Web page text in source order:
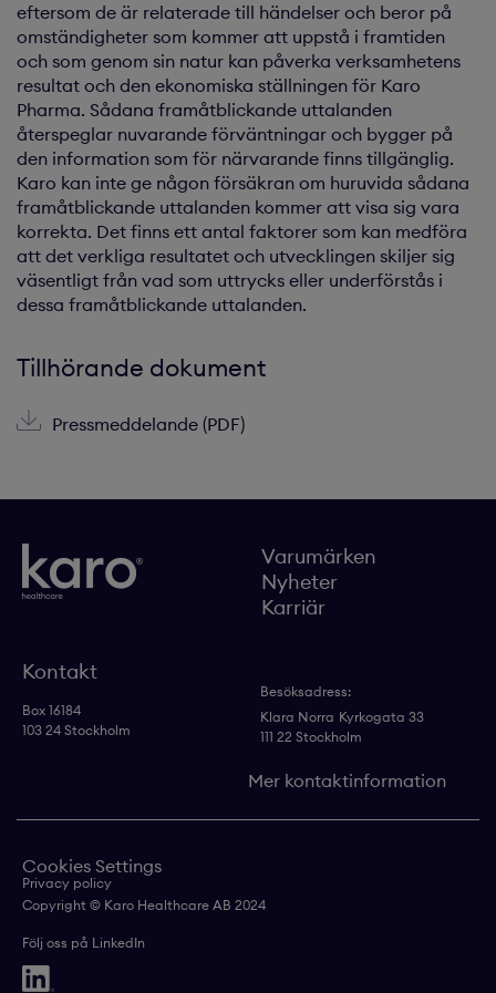
eftersom de är relaterade till händelser och beror på
omständigheter som kommer att uppstå i framtiden
och som genom sin natur kan påverka verksamhetens
resultat och den ekonomiska ställningen för Karo
Pharma. Sådana framåtblickande uttalanden
återspeglar nuvarande förväntningar och bygger på
den information som för närvarande finns tillgänglig.
Karo kan inte ge någon försäkran om huruvida sådana
framåtblickande uttalanden kommer att visa sig vara
korrekta. Det finns ett antal faktorer som kan medföra
att det verkliga resultatet och utvecklingen skiljer sig
väsentligt från vad som uttrycks eller underförstås i
dessa framåtblickande uttalanden.
Tillhörande dokument
Pressmeddelande (PDF)
Varumärken
Nyheter
Karriär
Kontakt
Box 16184
103 24 Stockholm
Besöksadress:
Klara Norra Kyrkogata 33
111 22 Stockholm
Mer kontaktinformation
Cookies Settings
Privacy policy
Copyright © Karo Healthcare AB 2024
Följ oss på LinkedIn